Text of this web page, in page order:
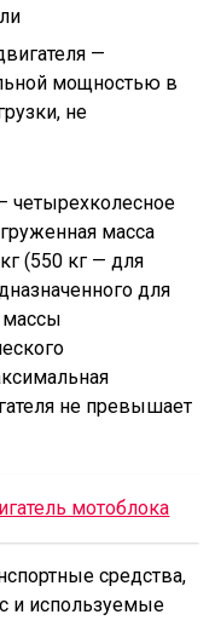
—
мощностью в
не
четырехколесное
масса
(550 кг — для
для
массы
не превышает
мотоблока
средства,
и используемые